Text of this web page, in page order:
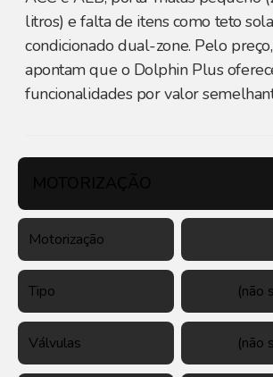
litros) e falta de itens como teto
condicionado dual-zone. Pelo
apontam que o Dolphin Plus
funcionalidades por valor
Motorização
Tipo (não
Válvulas (não